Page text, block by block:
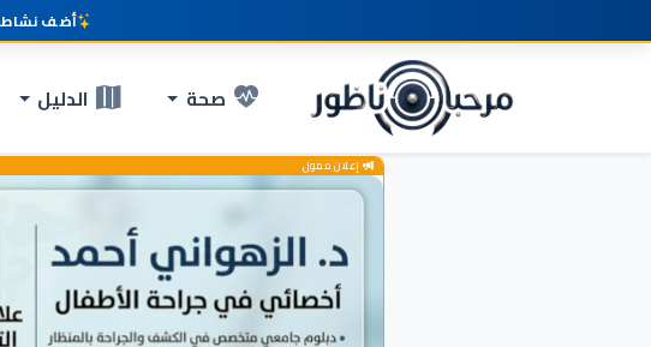
أضف
صحة الدليل
إعلان ممول